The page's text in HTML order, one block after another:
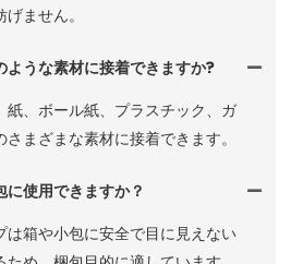
ません。
ような素材に接着できますか?
紙、ボール紙、プラスチック、ガ
まざまな素材に接着できます。
に使用できますか？
は箱や小包に安全で目に見えない